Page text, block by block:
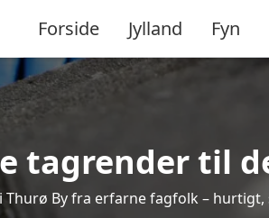
Forside Jylland Fyn
tagrender til
By fra erfarne fagfolk –